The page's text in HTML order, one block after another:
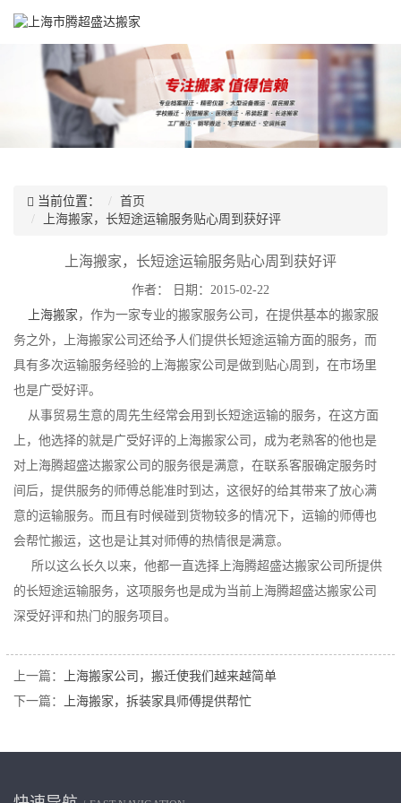
当前位置：
首页
上海搬家，长短途运输服务贴心周到获好评
上海搬家，长短途运输服务贴心周到获好评
作者：
日期：2015-02-22
上海搬家 ，作为一家专业的搬家服务公司，在提供基本的搬家服
务之外，上海搬家公司还给予人们提供长短途运输方面的服务，而
具有多次运输服务经验的上海搬家公司是做到贴心周到，在市场里
也是广受好评。
从事贸易生意的周先生经常会用到长短途运输的服务，在这方面
上，他选择的就是广受好评的上海搬家公司，成为老熟客的他也是
对上海腾超盛达搬家公司的服务很是满意，在联系客服确定服务时
间后，提供服务的师傅总能准时到达，这很好的给其带来了放心满
意的运输服务。而且有时候碰到货物较多的情况下，运输的师傅也
会帮忙搬运，这也是让其对师傅的热情很是满意。
所以这么长久以来，他都一直选择上海腾超盛达搬家公司所提供
的长短途运输服务，这项服务也是成为当前上海腾超盛达搬家公司
深受好评和热门的服务项目。
上一篇：
上海搬家公司，搬迁使我们越来越简单
下一篇：
上海搬家，拆装家具师傅提供帮忙